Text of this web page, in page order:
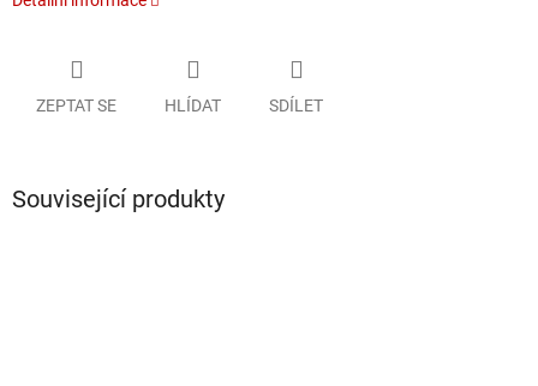
ZEPTAT SE HLÍDAT SDÍLET
Související produkty